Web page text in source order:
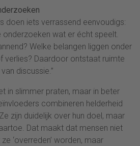
doen iets verrassend eenvoudigs:
onderzoeken wat er écht speelt.
Welke belangen liggen onder
verlies? Daardoor ontstaat ruimte
discussie.”
in slimmer praten, maar in beter
combineren helderheid
zijn duidelijk over hun doel, maar
Dat maakt dat mensen niet
‘overreden’ worden, maar